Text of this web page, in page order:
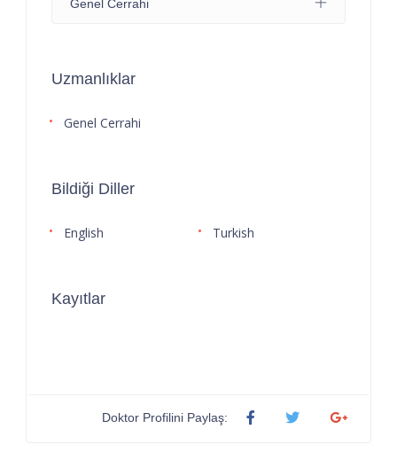
Genel Cerrahi
Uzmanlıklar
Genel Cerrahi
Bildiği Diller
English Turkish
Kayıtlar
Doktor Profilini Paylaş: